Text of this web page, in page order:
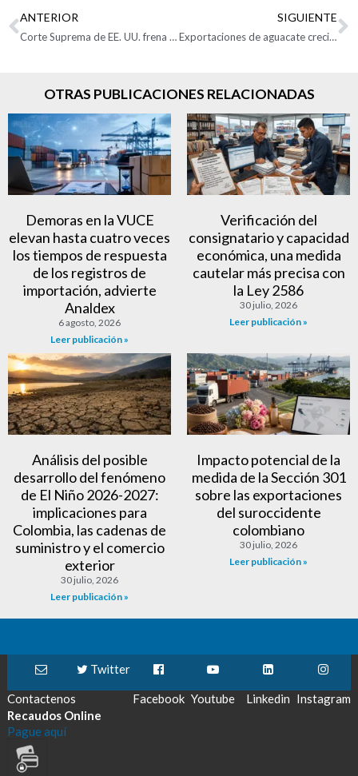
ANTERIOR
Corte Suprema de EE. UU. frena aranceles por IEEPA: qué cambia desde hoy y qué opciones le quedan a Trump para imponer nuevas tarifas
SIGUIENTE
Exportaciones de aguacate crecieron un 21,3% durante 2025
OTRAS PUBLICACIONES RELACIONADAS
Demoras en la VUCE
elevan hasta cuatro veces
los tiempos de respuesta
de los registros de
importación, advierte
Analdex
6 agosto, 2026
Leer publicación »
Verificación del
consignatario y capacidad
económica, una medida
cautelar más precisa con
la Ley 2586
30 julio, 2026
Leer publicación »
Análisis del posible
desarrollo del fenómeno
de El Niño 2026-2027:
implicaciones para
Colombia, las cadenas de
suministro y el comercio
exterior
30 julio, 2026
Leer publicación »
Impacto potencial de la
medida de la Sección 301
sobre las exportaciones
del suroccidente
colombiano
30 julio, 2026
Leer publicación »
Contactenos
Twitter
Facebook Youtube Linkedin Instagram
Recaudos Online
Pague aquí